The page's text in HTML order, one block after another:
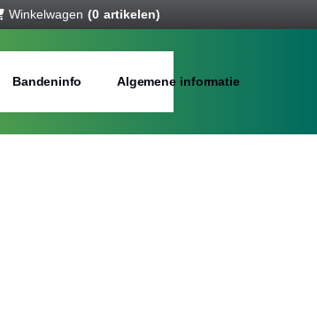
Winkelwagen (0 artikelen)
Bandeninfo Algemene informatie